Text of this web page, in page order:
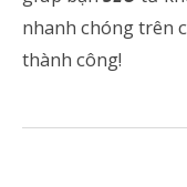
nhanh chóng trên
thành công!